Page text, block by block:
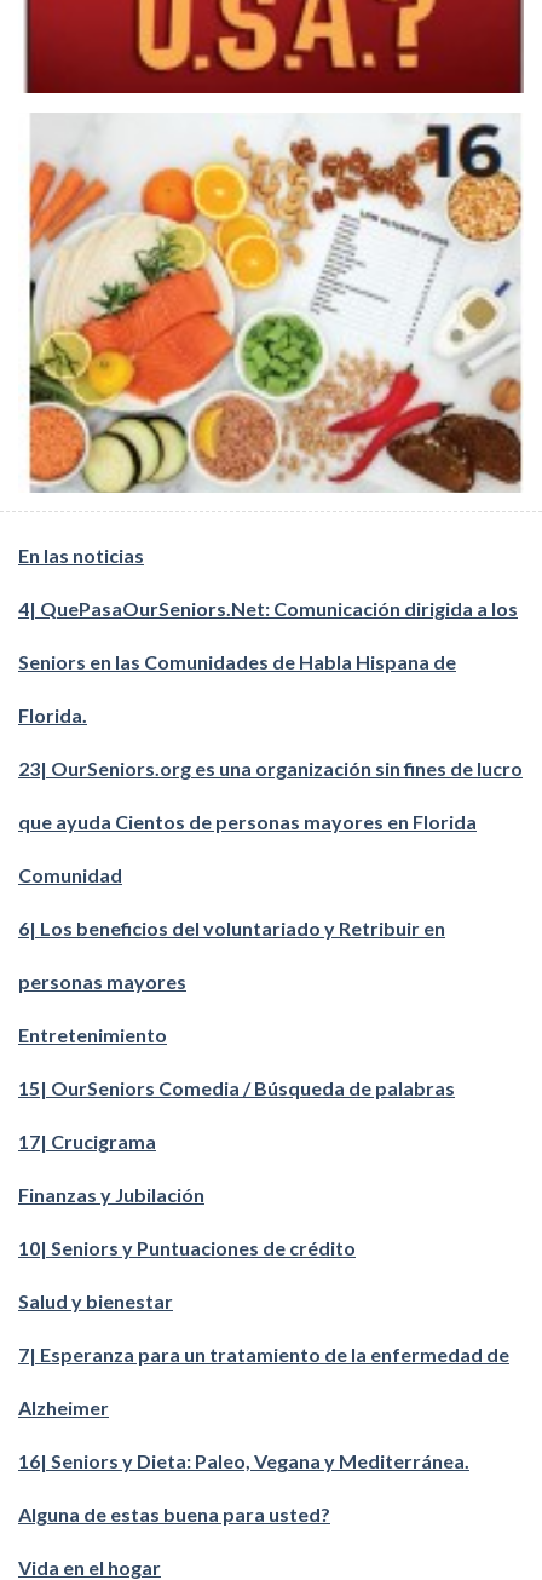
En las noticias
4| QuePasaOurSeniors.Net: Comunicación dirigida a los
Seniors en las Comunidades de Habla Hispana de
Florida.
23| OurSeniors.org es una organización sin fines de lucro
que ayuda Cientos de personas mayores en Florida
Comunidad
6| Los beneficios del voluntariado y Retribuir en
personas mayores
Entretenimiento
15| OurSeniors Comedia / Búsqueda de palabras
17| Crucigrama
Finanzas y Jubilación
10| Seniors y Puntuaciones de crédito
Salud y bienestar
7| Esperanza para un tratamiento de la enfermedad de
Alzheimer
16| Seniors y Dieta: Paleo, Vegana y Mediterránea.
Alguna de estas buena para usted?
Vida en el hogar